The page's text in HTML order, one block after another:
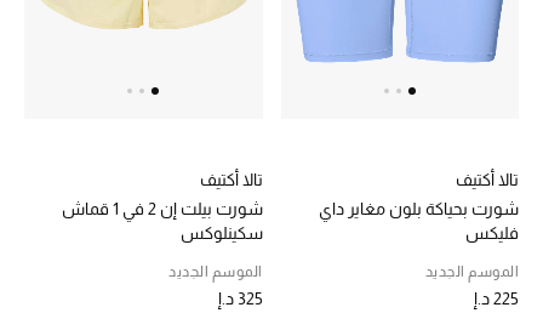
تالا أكتيف
شورت بحياكة بلون مغاير داي
فليكس
الموسم الجديد
225 د.إ
تالا أكتيف
شورت بيلت إن 2 في 1 قماش
سكينلوكس
الموسم الجديد
325 د.إ